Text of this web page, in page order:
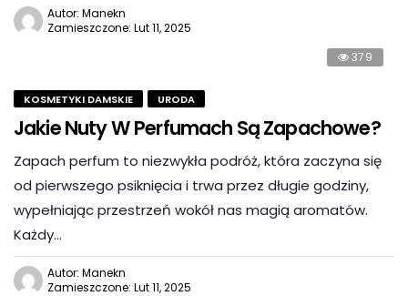
Autor: Manekn
Zamieszczone: Lut 11, 2025
379
KOSMETYKI DAMSKIE URODA
Jakie Nuty W Perfumach Są Zapachowe?
Zapach perfum to niezwykła podróż, która zaczyna się
od pierwszego psiknięcia i trwa przez długie godziny,
wypełniając przestrzeń wokół nas magią aromatów.
Każdy…
Autor: Manekn
Zamieszczone: Lut 11, 2025